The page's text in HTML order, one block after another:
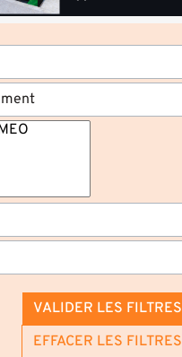
VALIDER LES FILTRES
EFFACER LES FILTRES